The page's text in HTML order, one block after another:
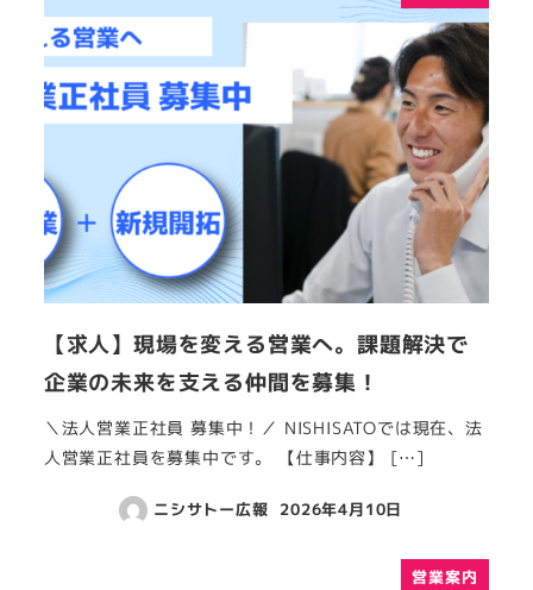
【求人】現場を変える営業へ。課題解決で
企業の未来を支える仲間を募集！
＼法人営業正社員 募集中！／ NISHISATOでは現在、法
人営業正社員を募集中です。 【仕事内容】 […]
ニシサトー広報 2026年4月10日
営業案内